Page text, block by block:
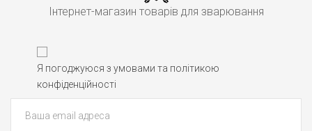
Інтернет-магазин товарів для зварювання
Я погоджуюся з умовами та політикою
конфіденційності